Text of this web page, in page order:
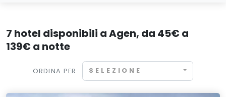
7 hotel disponibili a Agen, da 45€ a
139€ a notte
ORDINA PER SELEZIONE